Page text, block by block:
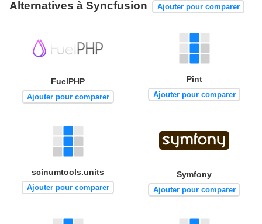
Alternatives à Syncfusion Ajouter pour comparer
FuelPHP
Ajouter pour comparer
Pint
Ajouter pour comparer
scinumtools.units
Ajouter pour comparer
Symfony
Ajouter pour comparer